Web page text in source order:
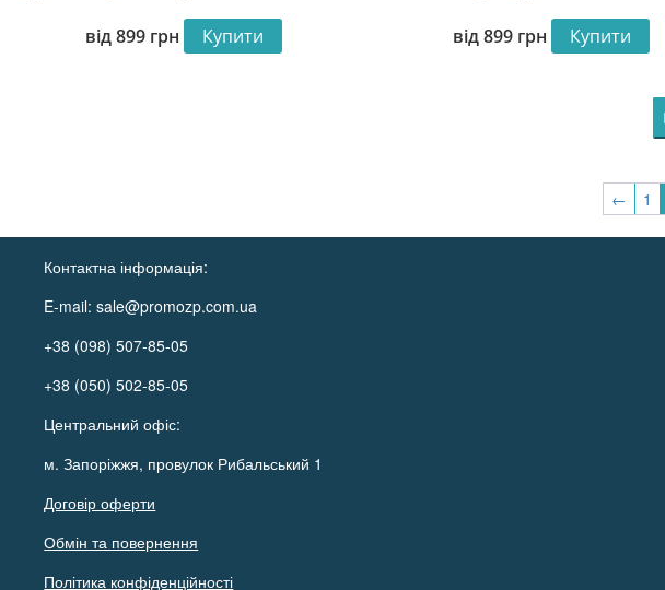
від899 грн Купити
від899 грн Купити
← 1
Контактна інформація:
E-mail:sale@promozp.com.ua
+38 (098) 507-85-05
+38 (050) 502-85-05
Центральний офіс:
м. Запоріжжя, провулок Рибальський 1
Договір оферти
Обмін та повернення
Політика конфіденційності